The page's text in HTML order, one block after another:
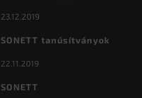
23.12.2019
SONETT tanúsítványok
22.11.2019
SONETT